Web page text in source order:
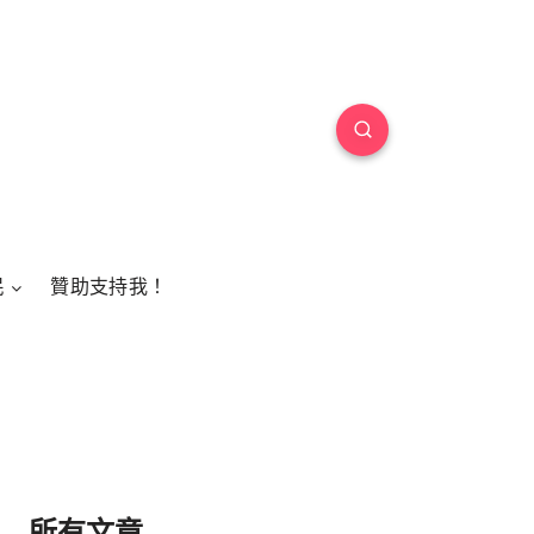
贊助支持我！